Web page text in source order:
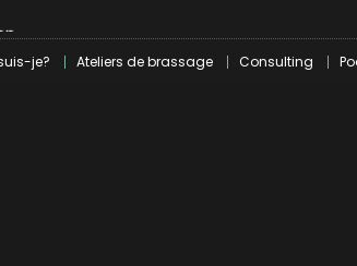
Marseille
je? Ateliers de brassage Consulting